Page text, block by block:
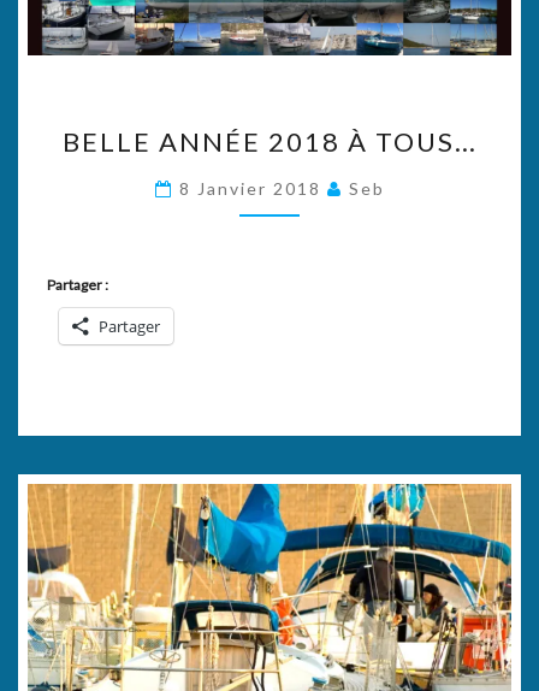
ANNÉE
2018
À
BELLE ANNÉE 2018 À TOUS…
8 Janvier 2018 Seb
Partager :
Partager